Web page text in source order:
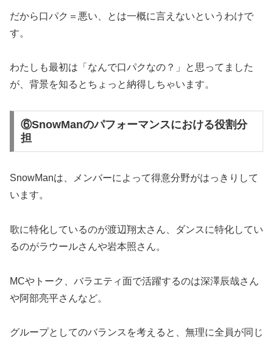
だから口パク＝悪い、とは一概に言えないというわけで
す。
わたしも最初は「なんで口パクなの？」と思ってました
が、背景を知るとちょっと納得しちゃいます。
⑥SnowManのパフォーマンスにおける役割分
担
SnowManは、メンバーによって得意分野がはっきりして
います。
歌に特化しているのが渡辺翔太さん、ダンスに特化してい
るのがラウールさんや岩本照さん。
MCやトーク、バラエティ面で活躍するのは深澤辰哉さん
や阿部亮平さんなど。
グループとしてのバランスを考えると、無理に全員が同じ